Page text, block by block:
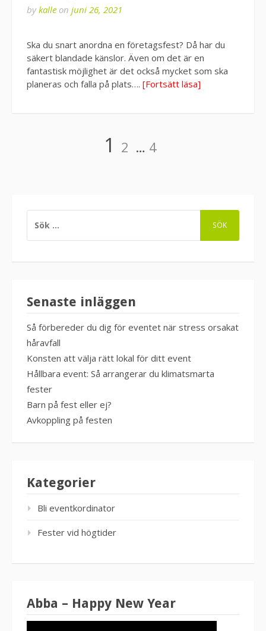
bykalle on juni 26, 2021
Ska du snart anordna en företagsfest? Då har du
säkert blandade känslor. Även om det är en
fantastisk möjlighet är det också mycket som ska
planeras och falla på plats…. [Fortsätt läsa]
SidnumreringPage
1 Page
2 … Page
4
EFTER:
Senaste inläggen
Så förbereder du dig för eventet när stress orsakat
håravfall
Konsten att välja rätt lokal för ditt event
Hållbara event: Så arrangerar du klimatsmarta
fester
Barn på fest eller ej?
Avkoppling på festen
Kategorier
Bli eventkordinator
Fester vid högtider
Abba – Happy New Year